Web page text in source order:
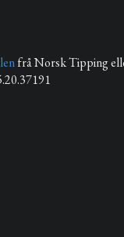
frå Norsk Tipping